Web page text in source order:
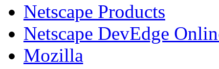
Netscape Products
Netscape DevEdge
Mozilla